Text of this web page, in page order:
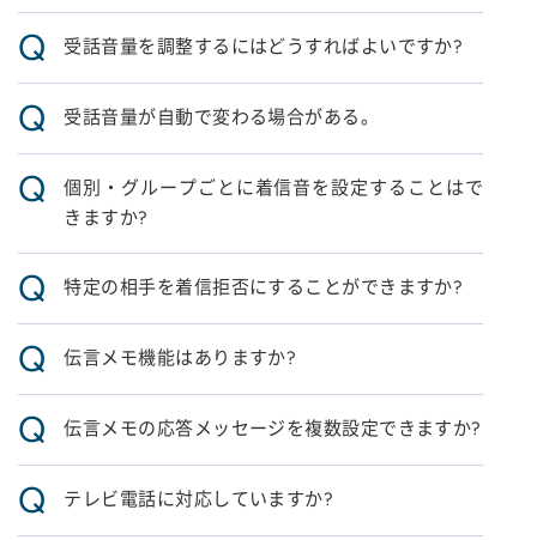
Q 受話音量を調整するにはどうすればよいですか?
Q 受話音量が自動で変わる場合がある。
Q
個別・グループごとに着信音を設定することはで
きますか?
Q 特定の相手を着信拒否にすることができますか?
Q 伝言メモ機能はありますか?
Q 伝言メモの応答メッセージを複数設定できますか?
Q テレビ電話に対応していますか?